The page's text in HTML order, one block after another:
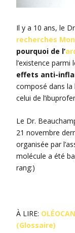
Il y a 10 ans, le
recherches
pourquoi de l’
l’existence parmi
effets anti-
composé dans la
celui de
Le Dr.
21 novembre
organisée par
molécule a été
rang:)
À LIRE:
(Glossaire)